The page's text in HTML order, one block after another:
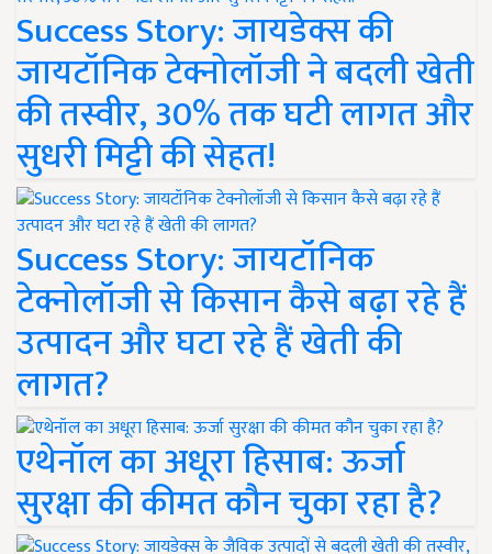
Success Story: जायडेक्स की
जायटॉनिक टेक्नोलॉजी ने बदली खेती
की तस्वीर, 30% तक घटी लागत और
सुधरी मिट्टी की सेहत!
Success Story: जायटॉनिक
टेक्नोलॉजी से किसान कैसे बढ़ा रहे हैं
उत्पादन और घटा रहे हैं खेती की
लागत?
एथेनॉल का अधूरा हिसाब: ऊर्जा
सुरक्षा की कीमत कौन चुका रहा है?